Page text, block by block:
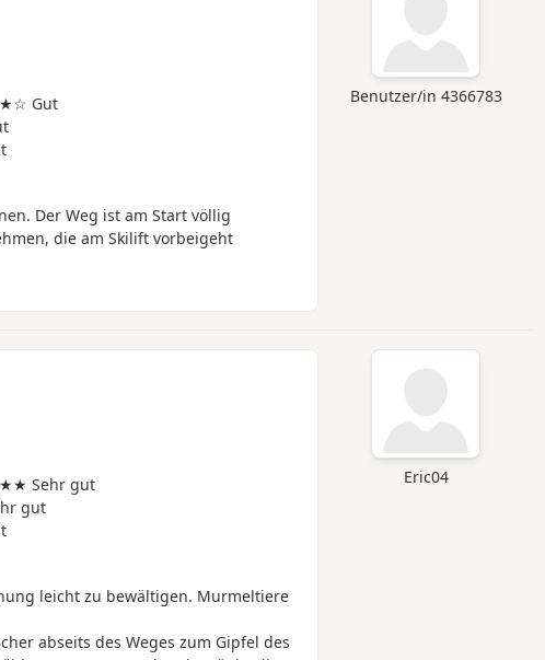
Benutzer/in 4366783
Gut
Der Weg ist am Start völlig
die am Skilift vorbeigeht
Eric04
Sehr gut
gut
leicht zu bewältigen. Murmeltiere
abseits des Weges zum Gipfel des